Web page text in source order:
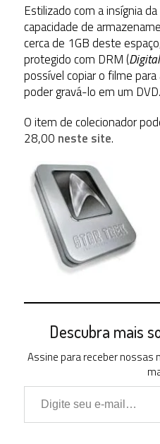
Estilizado com a insígnia
capacidade de
cerca de 1GB deste
protegido com DRM (
possível copiar o filme
poder gravá-lo em um DVD.
O item de colecionador
28,00 neste site.
Descubra mais
Assine para receber nossas
Digite seu e-mail…